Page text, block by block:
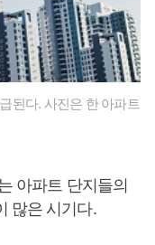
된다. 사진은 한 아파트
아파트 단지들의
많은 시기다.